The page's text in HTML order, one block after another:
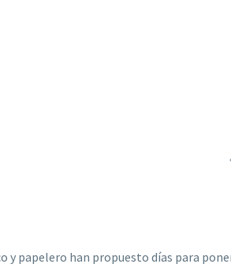
y papelero han propuesto días para